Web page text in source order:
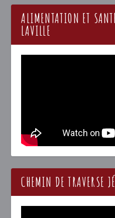
ALIMENTATION ET
LAVILLE
CHEMIN DE TRAVERSE